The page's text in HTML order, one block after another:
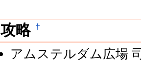
攻略 †
アムステルダム広場